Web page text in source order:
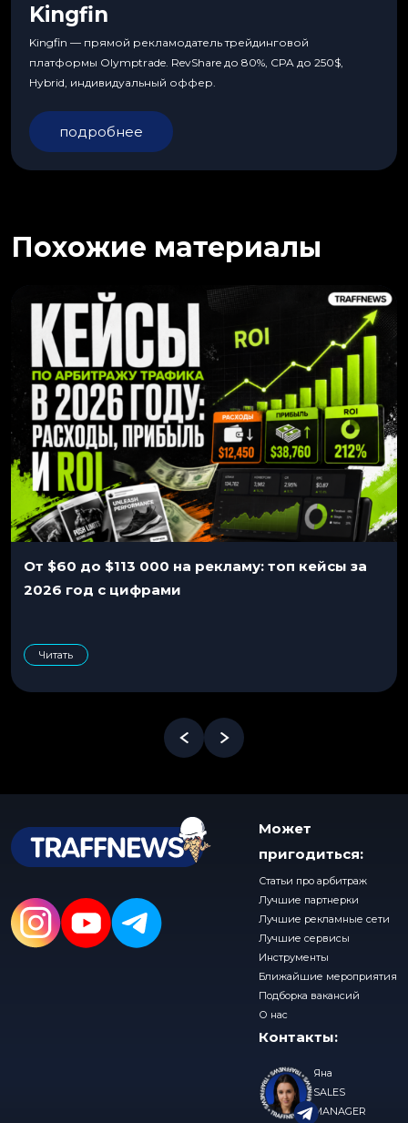
Kingfin
Kingfin — прямой рекламодатель трейдинговой
платформы Olymptrade. RevShare до 80%, CPA до 250$,
Hybrid, индивидуальный оффер.
подробнее
Похожие материалы
От $60 до $113 000 на рекламу: топ кейсы за
2026 год с цифрами
Читать
Может
пригодиться:
Статьи про арбитраж
Лучшие партнерки
Лучшие рекламные сети
Лучшие сервисы
Инструменты
Ближайшие мероприятия
Подборка вакансий
О нас
Контакты:
Яна
SALES
MANAGER